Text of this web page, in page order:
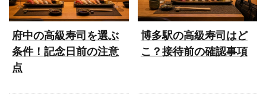
府中の高級寿司を選ぶ
条件！記念日前の注意
点
博多駅の高級寿司はど
こ？接待前の確認事項